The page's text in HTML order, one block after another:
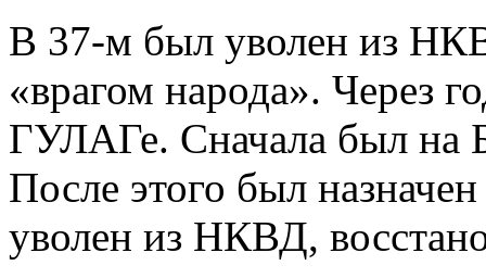
В 37-м был уволен из
«врагом народа». Через
ГУЛАГе. Сначала был на
После этого был
уволен из НКВД,